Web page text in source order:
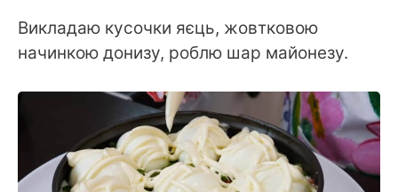
Викладаю кусочки яєць, жовтковою
начинкою донизу, роблю шар майонезу.